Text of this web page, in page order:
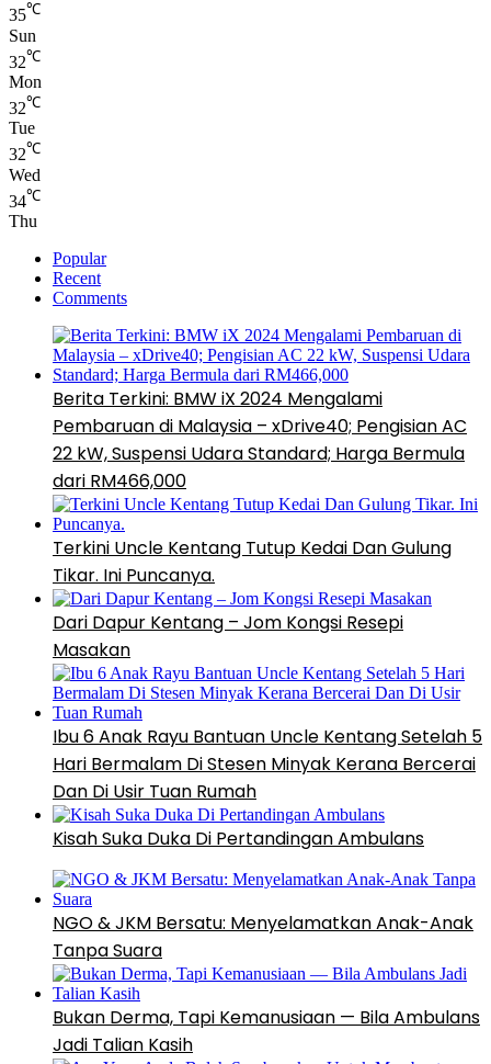
35℃
Sun
32℃
Mon
32℃
Tue
32℃
Wed
34℃
Thu
Popular
Recent
Comments
Berita Terkini: BMW iX 2024 Mengalami
Pembaruan di Malaysia – xDrive40; Pengisian AC
22 kW, Suspensi Udara Standard; Harga Bermula
dari RM466,000
Terkini Uncle Kentang Tutup Kedai Dan Gulung
Tikar. Ini Puncanya.
Dari Dapur Kentang – Jom Kongsi Resepi
Masakan
Ibu 6 Anak Rayu Bantuan Uncle Kentang Setelah 5
Hari Bermalam Di Stesen Minyak Kerana Bercerai
Dan Di Usir Tuan Rumah
Kisah Suka Duka Di Pertandingan Ambulans
NGO & JKM Bersatu: Menyelamatkan Anak-Anak
Tanpa Suara
Bukan Derma, Tapi Kemanusiaan — Bila Ambulans
Jadi Talian Kasih